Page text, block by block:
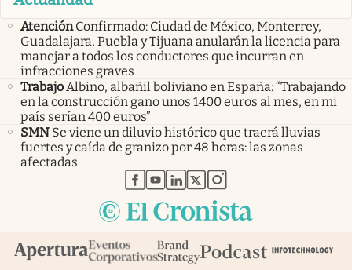
Atención Confirmado: Ciudad de México, Monterrey,
Guadalajara, Puebla y Tijuana anularán la licencia para
manejar a todos los conductores que incurran en
infracciones graves
TrabajoAlbino, albañil boliviano en España: “Trabajando
en la construcción gano unos 1400 euros al mes, en mi
país serían 400 euros”
SMN Se viene un diluvio histórico que traerá lluvias
fuertes y caída de granizo por 48 horas: las zonas
afectadas
abre en nueva pestaña
abre en nueva pestaña
abre en nueva pestaña
abre en nueva pestaña
abre en nueva pestaña